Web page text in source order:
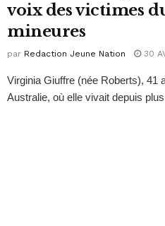
voix des victimes
mineures
par Redaction Jeune Nation 30
Virginia Giuffre (née Roberts), 41
Australie, où elle vivait depuis